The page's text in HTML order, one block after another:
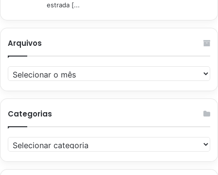
estrada [...
Arquivos
Arquivos
Categorias
Categorias